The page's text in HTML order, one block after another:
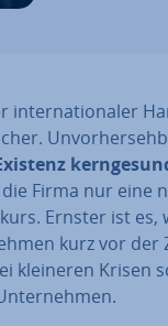
in­ter­na­tio­na­ler
Firma nur eine
Ernster ist es,
kurz vor der
kleineren Krisen